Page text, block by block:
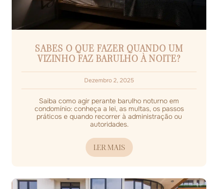
SABES O QUE FAZER QUANDO UM
VIZINHO FAZ BARULHO À NOITE?
Dezembro 2, 2025
Saiba como agir perante barulho noturno em
condomínio: conheça a lei, as multas, os passos
práticos e quando recorrer à administração ou
autoridades.
LER MAIS